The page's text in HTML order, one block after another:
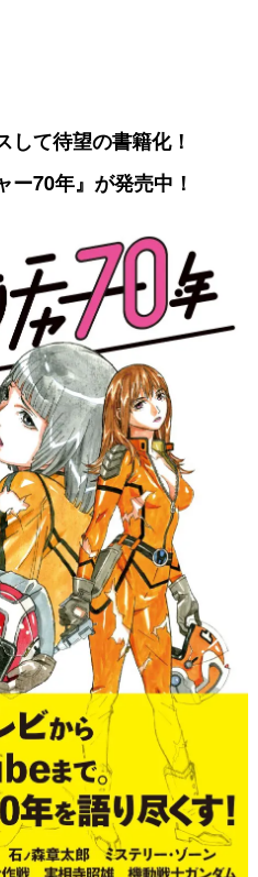
して待望の書籍化！
ー70年』が発売中！